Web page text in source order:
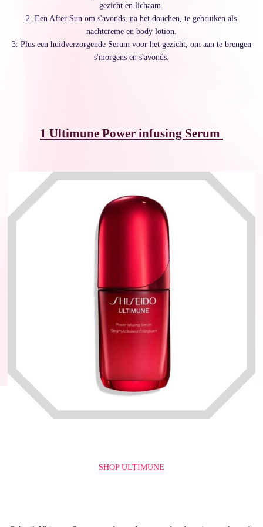
gezicht en lichaam.
2. Een After Sun om s'avonds, na het douchen, te gebruiken als
nachtcreme en body lotion.
3. Plus een huidverzorgende Serum voor het gezicht, om aan te brengen
s'morgens en s'avonds.
1 Ultimune Power infusing Serum
SHOP ULTIMUNE